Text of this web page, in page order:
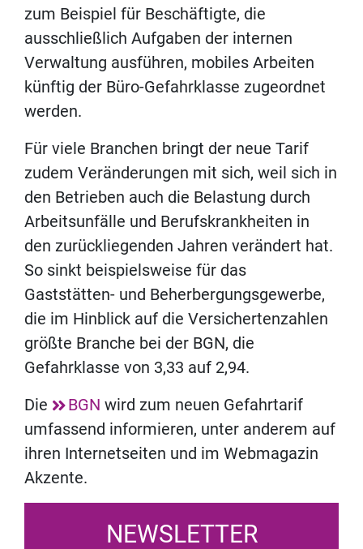
zum Beispiel für Beschäftigte, die
ausschließlich Aufgaben der internen
Verwaltung ausführen, mobiles Arbeiten
künftig der Büro-Gefahrklasse zugeordnet
werden.
Für viele Branchen bringt der neue Tarif
zudem Veränderungen mit sich, weil sich in
den Betrieben auch die Belastung durch
Arbeitsunfälle und Berufskrankheiten in
den zurückliegenden Jahren verändert hat.
So sinkt beispielsweise für das
Gaststätten- und Beherbergungsgewerbe,
die im Hinblick auf die Versichertenzahlen
größte Branche bei der BGN, die
Gefahrklasse von 3,33 auf 2,94.
Die
BGN wird zum neuen Gefahrtarif
umfassend informieren, unter anderem auf
ihren Internetseiten und im Webmagazin
Akzente.
NEWSLETTER